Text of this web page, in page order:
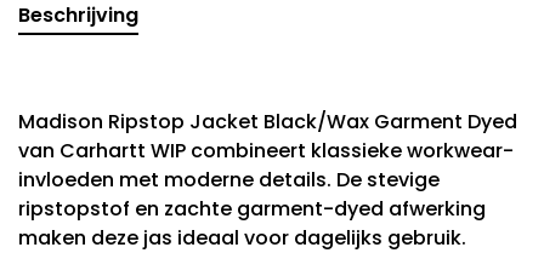
Beschrijving
Madison Ripstop Jacket Black/Wax Garment Dyed
van Carhartt WIP combineert klassieke workwear-
invloeden met moderne details. De stevige
ripstopstof en zachte garment-dyed afwerking
maken deze jas ideaal voor dagelijks gebruik.